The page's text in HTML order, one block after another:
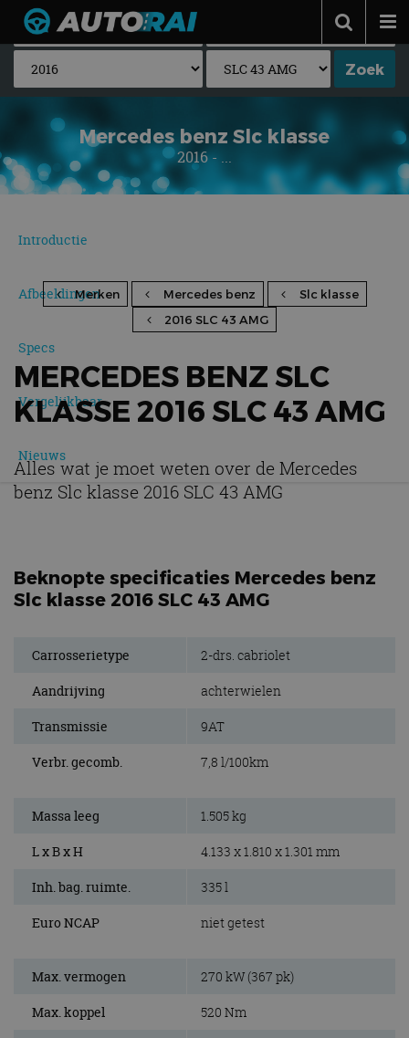
Autonieuws
Podcast
Autotests
Automerken
Adverteren
Contact
Mercedes benz Slc klasse
2016 - ...
Introductie
Afbeeldingen
Specs
Vergelijkbaar
Nieuws
Merken Mercedes benz
Slc klasse
2016 SLC 43 AMG
MERCEDES BENZ SLC
KLASSE 2016 SLC 43 AMG
Alles wat je moet weten over de Mercedes
benz Slc klasse 2016 SLC 43 AMG
Beknopte specificaties Mercedes benz
Slc klasse 2016 SLC 43 AMG
Carrosserietype 2-drs. cabriolet
Aandrijving achterwielen
Transmissie 9AT
Verbr. gecomb. 7,8 l/100km
Massa leeg 1.505 kg
L x B x H 4.133 x 1.810 x 1.301 mm
Inh. bag. ruimte. 335 l
Euro NCAP niet getest
Max. vermogen 270 kW (367 pk)
Max. koppel 520 Nm